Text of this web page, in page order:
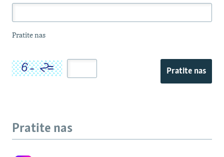
Pratite nas
Pratite nas
Pratite nas